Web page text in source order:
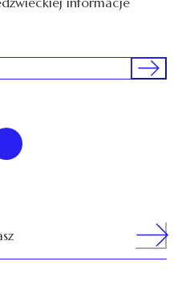
Sign
Search